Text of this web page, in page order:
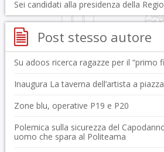
Sei candidati alla presidenza della
Post stesso autore
Su adoos ricerca ragazze per il “primo
Inaugura La taverna dell’artista a
Zone blu, operative P19 e P20
Polemica sulla sicurezza del
uomo che spara al Politeama